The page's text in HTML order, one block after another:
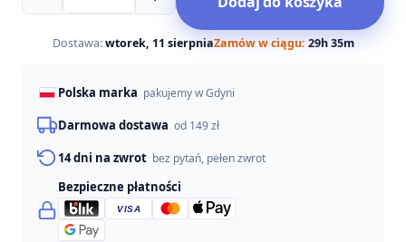
Pokusa
dzikiej
róży
tabletek
Dostawa: wtorek, 11 sierpniaZamów w ciągu: 29h 35m
Polska marka pakujemy w Gdyni
Darmowa dostawa od 149 zł
14 dni na zwrot bez pytań, pełen zwrot
Bezpieczne płatności
VISA